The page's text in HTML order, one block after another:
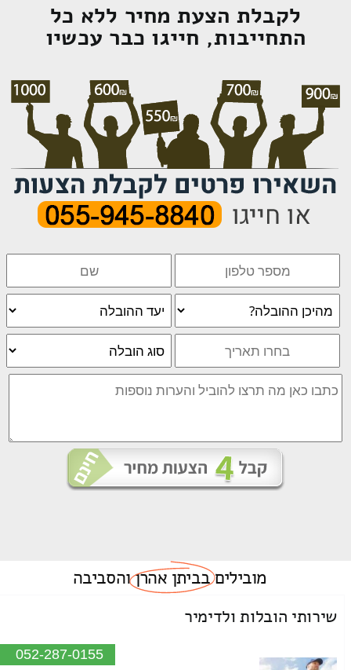
לקבלת הצעת מחיר ללא כל
התחייבות, חייגו כבר עכשיו
מוביליםבביתן אהרןוהסביבה
שירותי הובלות ולדימיר
052-287-0155